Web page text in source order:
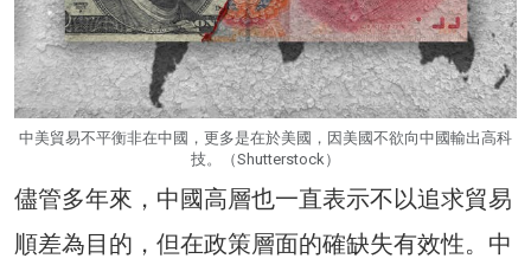
中美貿易不平衡非在中國，更多是在於美國，因美國不欲向中國輸出高科
技。（Shutterstock）
儘管多年來，中國高層也一直表示不以追求貿易
順差為目的，但在政策層面的確缺失有效性。中